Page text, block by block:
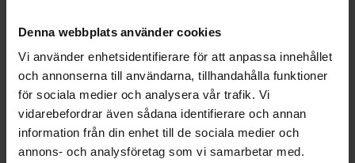
Denna webbplats använder cookies
Vi använder enhetsidentifierare för att anpassa innehållet
och annonserna till användarna, tillhandahålla funktioner
för sociala medier och analysera vår trafik. Vi
vidarebefordrar även sådana identifierare och annan
information från din enhet till de sociala medier och
annons- och analysföretag som vi samarbetar med.
OHLSSONS REGION SYD
OHLSSONS REGION VÄST
OHLSSONSKOLLEGOR
RENHÅLLNING